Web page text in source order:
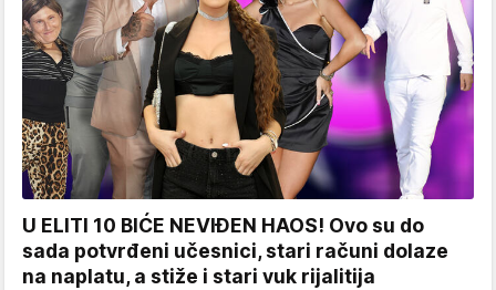
U ELITI 10 BIĆE NEVIĐEN HAOS! Ovo su do
sada potvrđeni učesnici, stari računi dolaze
na naplatu, a stiže i stari vuk rijalitija